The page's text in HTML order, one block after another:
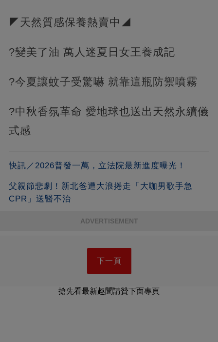
◤天然質感保養熱賣中◢
?變美了油 萬人迷夏日女王養成記
?今夏讓蚊子受驚嚇 就靠這瓶防禦噴霧
?中秋香氛革命 愛地球也送出天然永續儀
式感
快訊／2026普發一萬，立法院最新進度曝光！
父親節悲劇！新北爸遭大浪捲走「大咖男歌手急
CPR」送醫不治
ADVERTISEMENT
下一頁
搶先看最新趣聞請贊下面專頁